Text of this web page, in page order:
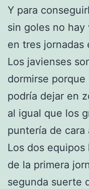
Y para
sin goles no hay
en tres jornadas
Los javienses
dormirse
podría dejar en
al igual que los
puntería de cara
Los dos
de la primera
segunda suerte